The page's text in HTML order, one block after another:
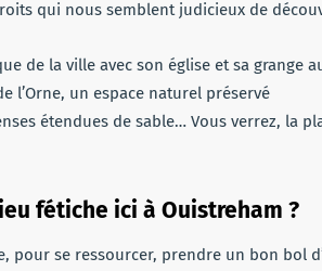
qui nous semblent judicieux de
de la ville avec son église et sa grange
l’Orne, un espace naturel préservé
étendues de sable… Vous verrez, la
fétiche ici à Ouistreham ?
pour se ressourcer, prendre un bon bol